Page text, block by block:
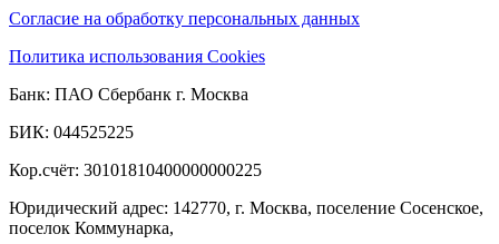
Согласие на обработку персональных данных
Политика использования Cookies
Банк: ПАО Сбербанк г. Москва
БИК: 044525225
Кор.счёт: 30101810400000000225
Юридический адрес: 142770, г. Москва, поселение Сосенское,
поселок Коммунарка,